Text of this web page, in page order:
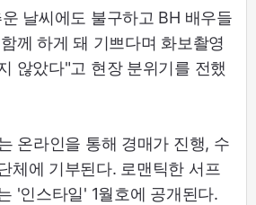
날씨에도 불구하고 BH 배우들
께 하게 돼 기쁘다며 화보촬영
않았다"고 현장 분위기를 전했
온라인을 통해 경매가 진행, 수
체에 기부된다. 로맨틱한 서프
'인스타일' 1월호에 공개된다.